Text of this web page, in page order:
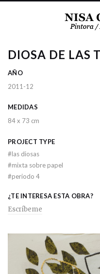
DIOSA DE LAS
AÑO
2011-12
MEDIDAS
84 x 73 cm
PROJECT TYPE
#las diosas
#mixta sobre papel
#periodo 4
¿TE INTERESA ESTA OBRA?
Escríbeme